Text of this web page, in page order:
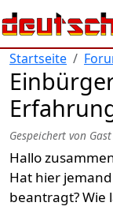
Direkt zum Inhalt
Startseite
Gespeichert von
Hallo
Hat hier
beantragt? Wie